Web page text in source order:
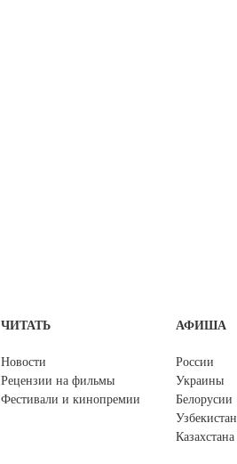
ЧИТАТЬ
Новости
Рецензии на фильмы
Фестивали и кинопремии
АФИША
России
Украины
Белорусии
Казахстана